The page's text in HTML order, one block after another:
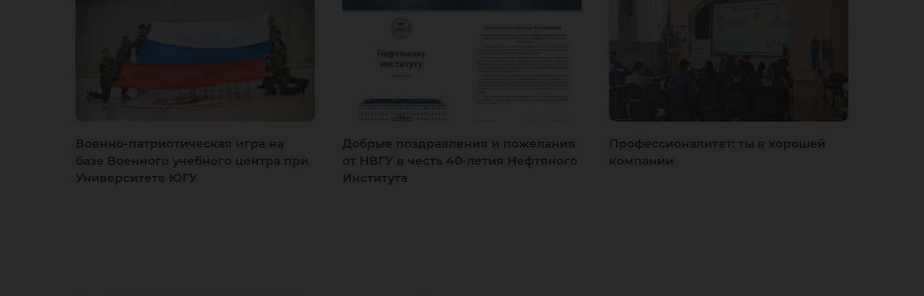
Военно-патриотическая игра на
базе Военного учебного центра при
Университете ЮГУ
Добрые поздравления и пожелания
от НВГУ в честь 40-летия Нефтяного
Института
Профессионалитет: ты в хорошей
компании